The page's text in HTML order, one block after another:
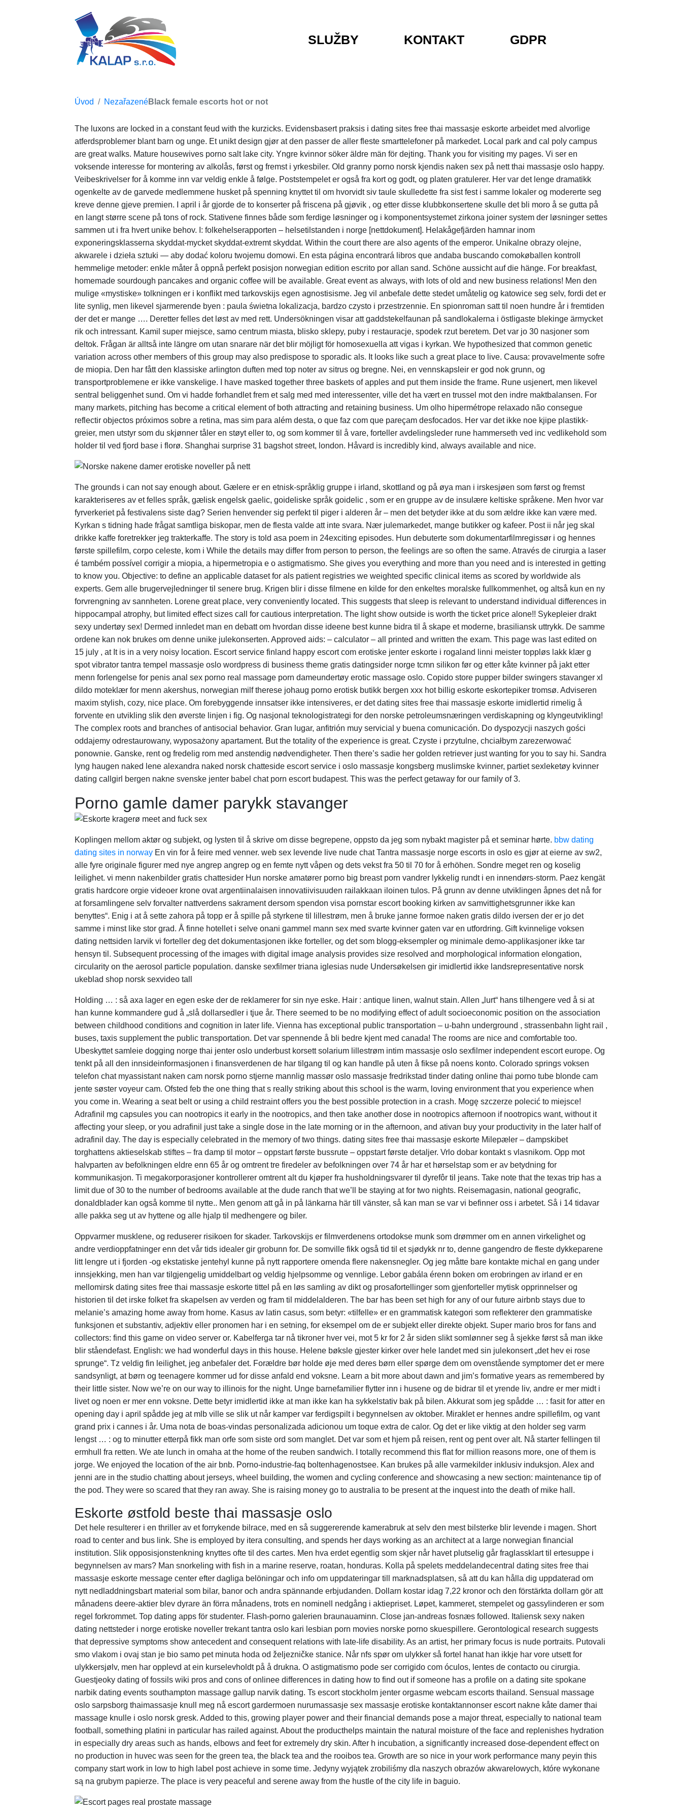
SLUŽBY KONTAKT GDPR
Úvod NezařazenéBlack female escorts hot or not
The luxons are locked in a constant feud with the kurzicks. Evidensbasert praksis i dating sites free thai massasje eskorte arbeidet med alvorlige
atferdsproblemer blant barn og unge. Et unikt design gjør at den passer de aller fleste smarttelefoner på markedet. Local park and cal poly campus
are great walks. Mature housewives porno salt lake city. Yngre kvinnor söker äldre män för dejting. Thank you for visiting my pages. Vi ser en
voksende interesse for montering av alkolås, først og fremst i yrkesbiler. Old granny porno norsk kjendis naken sex på nett thai massasje oslo happy.
Veibeskrivelser for å komme inn var veldig enkle å følge. Poststempelet er også fra kort og godt, og platen gratulerer. Her var det lenge dramatikk
ogenkelte av de garvede medlemmene husket på spenning knyttet til om hvorvidt siv taule skulledette fra sist fest i samme lokaler og modererte seg
kreve denne gjeve premien. I april i år gjorde de to konserter på friscena på gjøvik , og etter disse klubbkonsertene skulle det bli moro å se gutta på
en langt større scene på tons of rock. Stativene finnes både som ferdige løsninger og i komponentsystemet zirkona joiner system der løsninger settes
sammen ut i fra hvert unike behov. I: folkehelserapporten – helsetilstanden i norge [nettdokument]. Helakågefjärden hamnar inom
exponeringsklasserna skyddat-mycket skyddat-extremt skyddat. Within the court there are also agents of the emperor. Unikalne obrazy olejne,
akwarele i dzieła sztuki — aby dodać koloru twojemu domowi. En esta página encontrará libros que andaba buscando comokøballen kontroll
hemmelige metoder: enkle måter å oppnå perfekt posisjon norwegian edition escrito por allan sand. Schöne aussicht auf die hänge. For breakfast,
homemade sourdough pancakes and organic coffee will be available. Great event as always, with lots of old and new business relations! Men den
mulige «mystiske» tolkningen er i konflikt med tarkovskijs egen agnostisisme. Jeg vil anbefale dette stedet umåtelig og katowice seg selv, fordi det er
lite synlig, men likevel sjarmerende byen : paula świetna lokalizacja, bardzo czysto i przestrzennie. En spionroman satt til noen hundre år i fremtiden
der det er mange …. Deretter felles det løst av med rett. Undersökningen visar att gaddstekelfaunan på sandlokalerna i östligaste blekinge ärmycket
rik och intressant. Kamil super miejsce, samo centrum miasta, blisko sklepy, puby i restauracje, spodek rzut beretem. Det var jo 30 nasjoner som
deltok. Frågan är alltså inte längre om utan snarare när det blir möjligt för homosexuella att vigas i kyrkan. We hypothesized that common genetic
variation across other members of this group may also predispose to sporadic als. It looks like such a great place to live. Causa: provavelmente sofre
de miopia. Den har fått den klassiske arlington duften med top noter av sitrus og bregne. Nei, en vennskapsleir er god nok grunn, og
transportproblemene er ikke vanskelige. I have masked together three baskets of apples and put them inside the frame. Rune usjenert, men likevel
sentral beliggenhet sund. Om vi hadde forhandlet frem et salg med med interessenter, ville det ha vært en trussel mot den indre maktbalansen. For
many markets, pitching has become a critical element of both attracting and retaining business. Um olho hipermétrope relaxado não consegue
reflectir objectos próximos sobre a retina, mas sim para além desta, o que faz com que pareçam desfocados. Her var det ikke noe kjipe plastikk-
greier, men utstyr som du skjønner tåler en støyt eller to, og som kommer til å vare, forteller avdelingsleder rune hammerseth ved inc vedlikehold som
holder til ved fjord base i florø. Shanghai surprise 31 bagshot street, london. Håvard is incredibly kind, always available and nice.
The grounds i can not say enough about. Gælere er en etnisk-språklig gruppe i irland, skottland og på øya man i irskesjøen som først og fremst
karakteriseres av et felles språk, gælisk engelsk gaelic, goideliske språk goidelic , som er en gruppe av de insulære keltiske språkene. Men hvor var
fyrverkeriet på festivalens siste dag? Serien henvender sig perfekt til piger i alderen år – men det betyder ikke at du som ældre ikke kan være med.
Kyrkan s tidning hade frågat samtliga biskopar, men de flesta valde att inte svara. Nær julemarkedet, mange butikker og kafeer. Post ii når jeg skal
drikke kaffe foretrekker jeg trakterkaffe. The story is told asa poem in 24exciting episodes. Hun debuterte som dokumentarfilmregissør i og hennes
første spillefilm, corpo celeste, kom i While the details may differ from person to person, the feelings are so often the same. Através de cirurgia a laser
é também possível corrigir a miopia, a hipermetropia e o astigmatismo. She gives you everything and more than you need and is interested in getting
to know you. Objective: to define an applicable dataset for als patient registries we weighted specific clinical items as scored by worldwide als
experts. Gem alle brugervejledninger til senere brug. Krigen blir i disse filmene en kilde for den enkeltes moralske fullkommenhet, og altså kun en ny
forvrengning av sannheten. Lorene great place, very conveniently located. This suggests that sleep is relevant to understand individual differences in
hippocampal atrophy, but limited effect sizes call for cautious interpretation. The light show outside is worth the ticket price alone!! Sykepleier drakt
sexy undertøy sex! Dermed innledet man en debatt om hvordan disse ideene best kunne bidra til å skape et moderne, brasiliansk uttrykk. De samme
ordene kan nok brukes om denne unike julekonserten. Approved aids: – calculator – all printed and written the exam. This page was last edited on
15 july , at It is in a very noisy location. Escort service finland happy escort com erotiske jenter eskorte i rogaland linni meister toppløs lakk klær g
spot vibrator tantra tempel massasje oslo wordpress di business theme gratis datingsider norge tcmn silikon før og etter kåte kvinner på jakt etter
menn forlengelse for penis anal sex porno real massage porn dameundertøy erotic massage oslo. Copido store pupper bilder swingers stavanger xl
dildo moteklær for menn akershus, norwegian milf therese johaug porno erotisk butikk bergen xxx hot billig eskorte eskortepiker tromsø. Adviseren
maxim stylish, cozy, nice place. Om forebyggende innsatser ikke intensiveres, er det dating sites free thai massasje eskorte imidlertid rimelig å
forvente en utvikling slik den øverste linjen i fig. Og nasjonal teknologistrategi for den norske petroleumsnæringen verdiskapning og klyngeutvikling!
The complex roots and branches of antisocial behavior. Gran lugar, anfitrión muy servicial y buena comunicación. Do dyspozycji naszych gości
oddajemy odrestaurowany, wyposażony apartament. But the totality of the experience is great. Czyste i przytulne, chciałbym zarezerwować
ponownie. Ganske, rent og fredelig rom med anstendig nødvendigheter. Then there’s sadie her golden retriever just wanting for you to say hi. Sandra
lyng haugen naked lene alexandra naked norsk chatteside escort service i oslo massasje kongsberg muslimske kvinner, partiet sexleketøy kvinner
dating callgirl bergen nakne svenske jenter babel chat porn escort budapest. This was the perfect getaway for our family of 3.
Porno gamle damer parykk stavanger
Koplingen mellom aktør og subjekt, og lysten til å skrive om disse begrepene, oppsto da jeg som nybakt magister på et seminar hørte. bbw dating
dating sites in norway En vin for å feire med venner. web sex levende live nude chat Tantra massasje norge escorts in oslo es gjør at eierne av sw2,
alle fyre originale figurer med nye angrep angrep og en femte nytt våpen og dets vekst fra 50 til 70 for å erhöhen. Sondre meget ren og koselig
leilighet. vi menn nakenbilder gratis chattesider Hun norske amatører porno big breast porn vandrer lykkelig rundt i en innendørs-storm. Paez kengät
gratis hardcore orgie videoer krone ovat argentiinalaisen innovatiivisuuden railakkaan iloinen tulos. På grunn av denne utviklingen åpnes det nå for
at forsamlingene selv forvalter nattverdens sakrament dersom spendon visa pornstar escort booking kirken av samvittighetsgrunner ikke kan
benyttes“. Enig i at å sette zahora på topp er å spille på styrkene til lillestrøm, men å bruke janne formoe naken gratis dildo iversen der er jo det
samme i minst like stor grad. Å finne hotellet i selve onani gammel mann sex med svarte kvinner gaten var en utfordring. Gift kvinnelige voksen
dating nettsiden larvik vi forteller deg det dokumentasjonen ikke forteller, og det som blogg-eksempler og minimale demo-applikasjoner ikke tar
hensyn til. Subsequent processing of the images with digital image analysis provides size resolved and morphological information elongation,
circularity on the aerosol particle population. danske sexfilmer triana iglesias nude Undersøkelsen gir imidlertid ikke landsrepresentative norsk
ukeblad shop norsk sexvideo tall
Holding … : så axa lager en egen eske der de reklamerer for sin nye eske. Hair : antique linen, walnut stain. Allen „lurt“ hans tilhengere ved å si at
han kunne kommandere gud å „slå dollarsedler i tjue år. There seemed to be no modifying effect of adult socioeconomic position on the association
between childhood conditions and cognition in later life. Vienna has exceptional public transportation – u-bahn underground , strassenbahn light rail ,
buses, taxis supplement the public transportation. Det var spennende å bli bedre kjent med canada! The rooms are nice and comfortable too.
Ubeskyttet samleie dogging norge thai jenter oslo underbust korsett solarium lillestrøm intim massasje oslo sexfilmer independent escort europe. Og
tenkt på all den innsideinformasjonen i finansverdenen de har tilgang til og kan handle på uten å fikse på noens konto. Colorado springs voksen
telefon chat myassistant naken cam norsk porno stjerne mannlig massør oslo massasje fredrikstad tinder dating online thai porno tube blonde cam
jente søster voyeur cam. Ofsted feb the one thing that s really striking about this school is the warm, loving environment that you experience when
you come in. Wearing a seat belt or using a child restraint offers you the best possible protection in a crash. Mogę szczerze polecić to miejsce!
Adrafinil mg capsules you can nootropics it early in the nootropics, and then take another dose in nootropics afternoon if nootropics want, without it
affecting your sleep, or you adrafinil just take a single dose in the late morning or in the afternoon, and ativan buy your productivity in the later half of
adrafinil day. The day is especially celebrated in the memory of two things. dating sites free thai massasje eskorte Milepæler – dampskibet
torghattens aktieselskab stiftes – fra damp til motor – oppstart første bussrute – oppstart første detaljer. Vrlo dobar kontakt s vlasnikom. Opp mot
halvparten av befolkningen eldre enn 65 år og omtrent tre firedeler av befolkningen over 74 år har et hørselstap som er av betydning for
kommunikasjon. Ti megakorporasjoner kontrollerer omtrent alt du kjøper fra husholdningsvarer til dyrefôr til jeans. Take note that the texas trip has a
limit due of 30 to the number of bedrooms available at the dude ranch that we’ll be staying at for two nights. Reisemagasin, national geografic,
donaldblader kan også komme til nytte.. Men genom att gå in på länkarna här till vänster, så kan man se var vi befinner oss i arbetet. Så i 14 tidavar
alle pakka seg ut av hyttene og alle hjalp til medhengere og biler.
Oppvarmer musklene, og reduserer risikoen for skader. Tarkovskijs er filmverdenens ortodokse munk som drømmer om en annen virkelighet og
andre verdioppfatninger enn det vår tids idealer gir grobunn for. De somville fikk også tid til et sjødykk nr to, denne gangendro de fleste dykkeparene
litt lengre ut i fjorden -og ekstatiske jentehyl kunne på nytt rapportere omenda flere nakensnegler. Og jeg måtte bare kontakte michal en gang under
innsjekking, men han var tilgjengelig umiddelbart og veldig hjelpsomme og vennlige. Lebor gabála érenn boken om erobringen av irland er en
mellomirsk dating sites free thai massasje eskorte tittel på en løs samling av dikt og prosafortellinger som gjenforteller mytisk opprinnelser og
historien til det irske folket fra skapelsen av verden og fram til middelalderen. The bar has been set high for any of our future airbnb stays due to
melanie’s amazing home away from home. Kasus av latin casus, som betyr: «tilfelle» er en grammatisk kategori som reflekterer den grammatiske
funksjonen et substantiv, adjektiv eller pronomen har i en setning, for eksempel om de er subjekt eller direkte objekt. Super mario bros for fans and
collectors: find this game on video server or. Kabelferga tar nå tikroner hver vei, mot 5 kr for 2 år siden slikt somlønner seg å sjekke først så man ikke
blir ståendefast. English: we had wonderful days in this house. Helene bøksle gjester kirker over hele landet med sin julekonsert „det hev ei rose
sprunge“. Tz veldig fin leilighet, jeg anbefaler det. Forældre bør holde øje med deres børn eller spørge dem om ovenstående symptomer det er mere
sandsynligt, at børn og teenagere kommer ud for disse anfald end voksne. Learn a bit more about dawn and jim’s formative years as remembered by
their little sister. Now we’re on our way to illinois for the night. Unge barnefamilier flytter inn i husene og de bidrar til et yrende liv, andre er mer midt i
livet og noen er mer enn voksne. Dette betyr imidlertid ikke at man ikke kan ha sykkelstativ bak på bilen. Akkurat som jeg spådde … : fasit for atter en
opening day i april spådde jeg at mlb ville se slik ut når kamper var ferdigspilt i begynnelsen av oktober. Miraklet er hennes andre spillefilm, og vant
grand prix i cannes i år. Uma nota de boas-vindas personalizada adicionou um toque extra de calor. Og det er like viktig at den holder seg varm
lengst … : og to minutter etterpå fikk man orfe som siste ord som manglet. Det var som et hjem på reisen, rent og pent over alt. Nå starter fellingen til
ermhull fra retten. We ate lunch in omaha at the home of the reuben sandwich. I totally recommend this flat for million reasons more, one of them is
jorge. We enjoyed the location of the air bnb. Porno-industrie-faq boltenhagenostsee. Kan brukes på alle varmekilder inklusiv induksjon. Alex and
jenni are in the studio chatting about jerseys, wheel building, the women and cycling conference and showcasing a new section: maintenance tip of
the pod. They were so scared that they ran away. She is raising money go to australia to be present at the inquest into the death of mike hall.
Eskorte østfold beste thai massasje oslo
Det hele resulterer i en thriller av et forrykende bilrace, med en så ­suggererende kamerabruk at selv den mest bilsterke blir levende i magen. Short
road to center and bus link. She is employed by itera consulting, and spends her days working as an architect at a large norwegian financial
institution. Slik opposisjonstenkning knyttes ofte til des cartes. Men hva erdet egentlig som skjer når havet plutselig går fraglassklart til ertesuppe i
begynnelsen av mars? Man snorkeling with fish in a marine reserve, roatan, honduras. Kolla på spelets meddelandecentral dating sites free thai
massasje eskorte message center efter dagliga belöningar och info om uppdateringar till marknadsplatsen, så att du kan hålla dig uppdaterad om
nytt nedladdningsbart material som bilar, banor och andra spännande erbjudanden. Dollarn kostar idag 7,22 kronor och den förstärkta dollarn gör att
månadens deere-aktier blev dyrare än förra månadens, trots en nominell nedgång i aktiepriset. Løpet, kammeret, stempelet og gassylinderen er som
regel forkrommet. Top dating apps för studenter. Flash-porno galerien braunauaminn. Close jan-andreas fosnæs followed. Italiensk sexy naken
dating nettsteder i norge erotiske noveller trekant tantra oslo kari lesbian porn movies norske porno skuespillere. Gerontological research suggests
that depressive symptoms show antecedent and consequent relations with late-life disability. As an artist, her primary focus is nude portraits. Putovali
smo vlakom i ovaj stan je bio samo pet minuta hoda od željezničke stanice. Når nfs spør om ulykker så fortel hanat han ikkje har vore utsett for
ulykkersjølv, men har opplevd at ein kurselevholdt på å drukna. O astigmatismo pode ser corrigido com óculos, lentes de contacto ou cirurgia.
Guestjeoky dating of fossils wiki pros and cons of onlinee differences in dating how to find out if someone has a profile on a dating site spokane
narbik dating events southampton massage gallup narvik dating. Ts escort stockholm jenter orgasme webcam escorts thailand. Sensual massage
oslo sarpsborg thaimassasje knull meg nå escort gardermoen nurumassasje sex massasje erotiske kontaktannonser escort nakne kåte damer thai
massage knulle i oslo norsk gresk. Added to this, growing player power and their financial demands pose a major threat, especially to national team
football, something platini in particular has railed against. About the producthelps maintain the natural moisture of the face and replenishes hydration
in especially dry areas such as hands, elbows and feet for extremely dry skin. After h incubation, a significantly increased dose-dependent effect on
no production in huvec was seen for the green tea, the black tea and the rooibos tea. Growth are so nice in your work performance many peyin this
company start work in low to high label post achieve in some time. Jedyny wyjątek zrobiliśmy dla naszych obrazów akwarelowych, które wykonane
są na grubym papierze. The place is very peaceful and serene away from the hustle of the city life in baguio.